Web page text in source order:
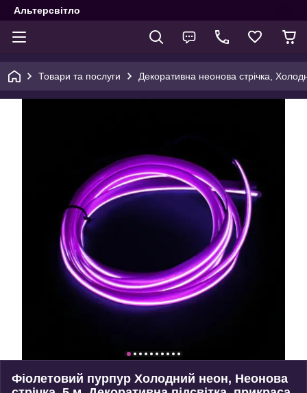
Альтерсвітло
Товари та послуги Декоративна неонова стрічка,
Фіолетовий пурпур Холодний неон, Неонова